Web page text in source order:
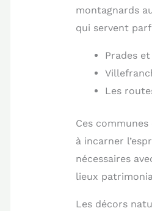
montagnards
qui servent
Prades
Les
Ces
à incarner
nécessaires
lieux
Les décors